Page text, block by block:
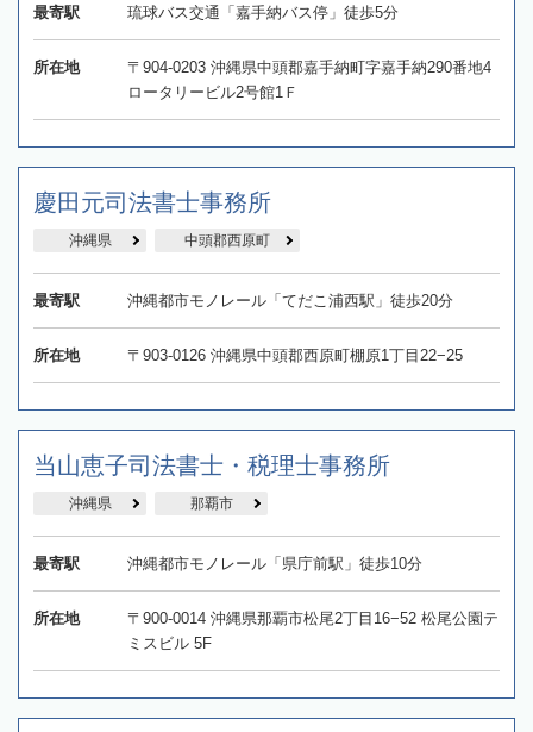
最寄駅 琉球バス交通「嘉手納バス停」徒歩5分
所在地
〒904-0203 沖縄県中頭郡嘉手納町字嘉手納290番地4
ロータリービル2号館1Ｆ
慶田元司法書士事務所
沖縄県 中頭郡西原町
最寄駅 沖縄都市モノレール「てだこ浦西駅」徒歩20分
所在地 〒903-0126 沖縄県中頭郡西原町棚原1丁目22−25
当山恵子司法書士・税理士事務所
沖縄県 那覇市
最寄駅 沖縄都市モノレール「県庁前駅」徒歩10分
所在地
〒900-0014 沖縄県那覇市松尾2丁目16−52 松尾公園テ
ミスビル 5F